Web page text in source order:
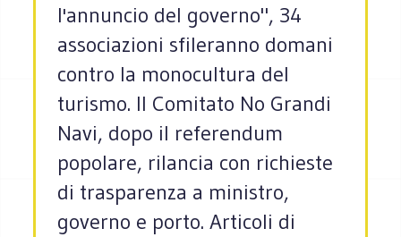
l'annuncio del governo", 34
associazioni sfileranno domani
contro la monocultura del
turismo. Il Comitato No Grandi
Navi, dopo il referendum
popolare, rilancia con richieste
di trasparenza a ministro,
governo e porto. Articoli di